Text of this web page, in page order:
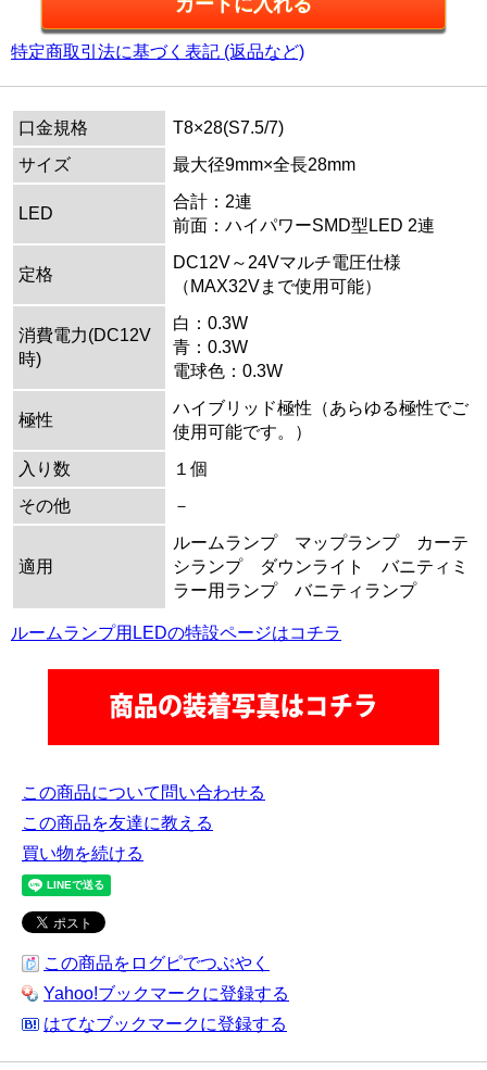
特定商取引法に基づく表記 (返品など)
口金規格
T8×28(S7.5/7)
サイズ
最大径9mm×全長28mm
LED
合計：2連
前面：ハイパワーSMD型LED 2連
定格
DC12V～24Vマルチ電圧仕様
（MAX32Vまで使用可能）
消費電力(DC12V
時)
白：0.3W
青：0.3W
電球色：0.3W
極性
ハイブリッド極性（あらゆる極性でご
使用可能です。）
入り数
１個
その他
－
適用
ルームランプ マップランプ カーテ
シランプ ダウンライト バニティミ
ラー用ランプ バニティランプ
ルームランプ用LEDの特設ページはコチラ
この商品について問い合わせる
この商品を友達に教える
買い物を続ける
この商品をログピでつぶやく
Yahoo!ブックマークに登録する
はてなブックマークに登録する